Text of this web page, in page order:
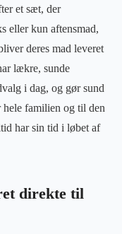
et sæt, der
eller kun aftensmad,
deres mad leveret
lækre, sunde
i dag, og gør sund
familien og til den
har sin tid i løbet af
direkte til